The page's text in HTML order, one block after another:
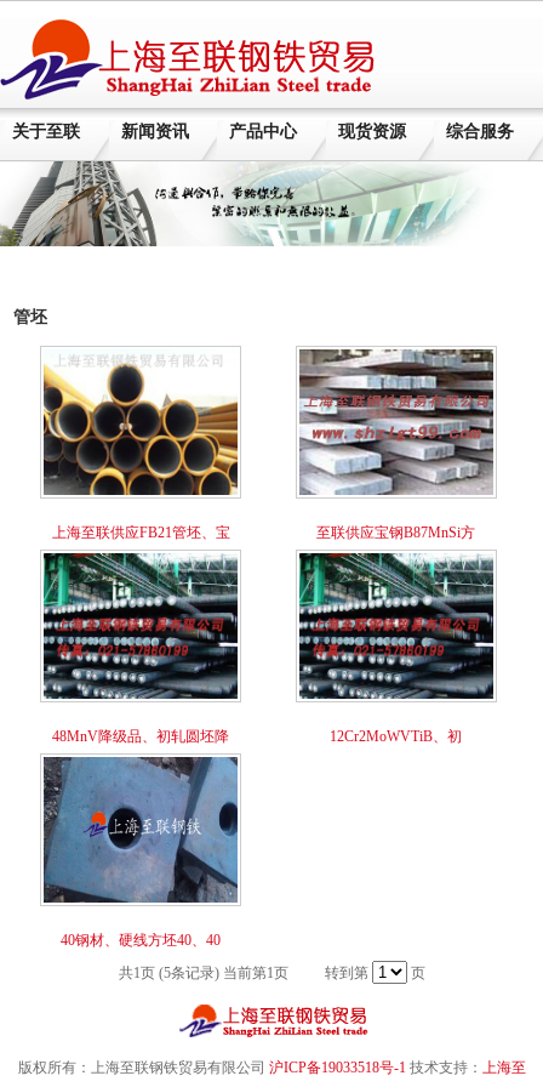
关于至联 新闻资讯 产品中心 现货资源 综合服务
管坯
上海至联供应FB21管坯、宝 至联供应宝钢B87MnSi方
48MnV降级品、初轧圆坯降 12Cr2MoWVTiB、初
40钢材、硬线方坯40、40
共1页 (5条记录) 当前第1页 转到第
页
版权所有：上海至联钢铁贸易有限公司 沪ICP备19033518号-1技术支持： 上海至